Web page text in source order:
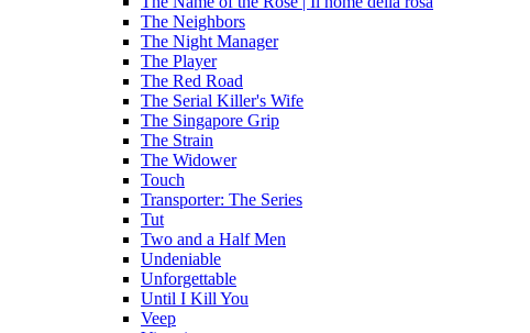
The Neighbors
The Night Manager
The Player
The Red Road
The Serial Killer's Wife
The Singapore Grip
The Strain
The Widower
Touch
Transporter: The Series
Tut
Two and a Half Men
Undeniable
Unforgettable
Until I Kill You
Veep